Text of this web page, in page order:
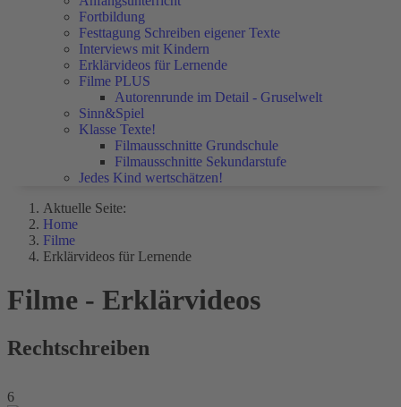
Fortbildung
Festtagung Schreiben eigener Texte
Interviews mit Kindern
Erklärvideos für Lernende
Filme PLUS
Autorenrunde im Detail - Gruselwelt
Sinn&Spiel
Klasse Texte!
Filmausschnitte Grundschule
Filmausschnitte Sekundarstufe
Jedes Kind wertschätzen!
Aktuelle Seite:
Home
Filme
Erklärvideos für Lernende
Filme - Erklärvideos
Rechtschreiben
6